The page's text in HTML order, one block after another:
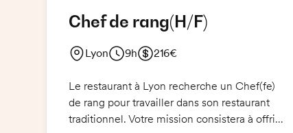
Chef de rang(H/F)
Lyon 9h 216€
Le restaurant à Lyon recherche un Chef(fe)
de rang pour travailler dans son restaurant
traditionnel. Votre mission consistera à offrir